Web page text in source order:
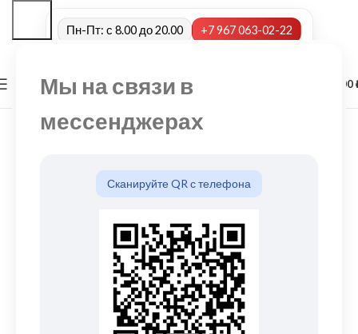
Мы на связи в
мессенджерах
Сканируйте QR с телефона
Пн-Пт: с 8.00 до 20.00 +7 967 063-02-22
МЕНЮ 0,00